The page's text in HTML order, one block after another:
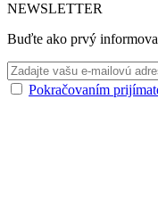
NEWSLETTER
Buďte ako prvý
Pokračovaním